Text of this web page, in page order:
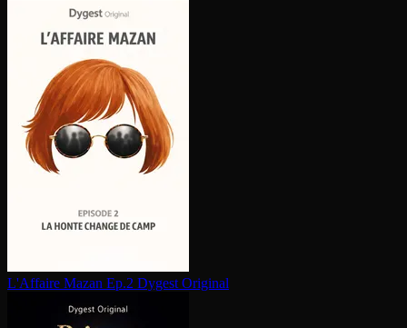
L'Affaire Mazan Ep.2 Dygest Original